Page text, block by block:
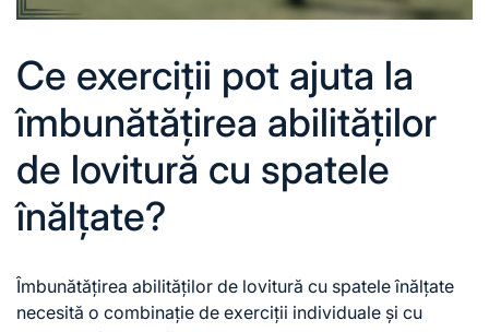
Ce exerciții pot ajuta la
îmbunătățirea abilităților
de lovitură cu spatele
înălțate?
Îmbunătățirea abilităților de lovitură cu spatele înălțate
necesită o combinație de exerciții individuale și cu